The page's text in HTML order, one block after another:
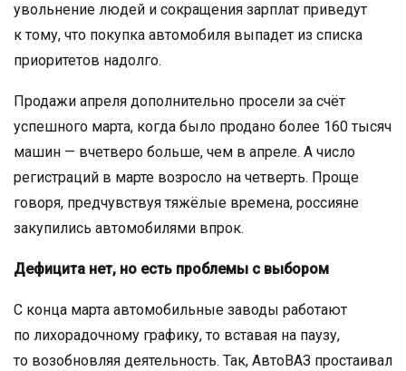
увольнение людей и сокращения зарплат приведут
к тому, что покупка автомобиля выпадет из списка
приоритетов надолго.
Продажи апреля дополнительно просели за счёт
успешного марта, когда было продано более 160 тысяч
машин — вчетверо больше, чем в апреле. А число
регистраций в марте возросло на четверть. Проще
говоря, предчувствуя тяжёлые времена, россияне
закупились автомобилями впрок.
Дефицита нет, но есть проблемы с выбором
С конца марта автомобильные заводы работают
по лихорадочному графику, то вставая на паузу,
то возобновляя деятельность. Так, АвтоВАЗ простаивал